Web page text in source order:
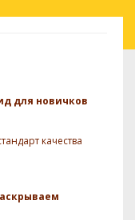
для новичков
качества